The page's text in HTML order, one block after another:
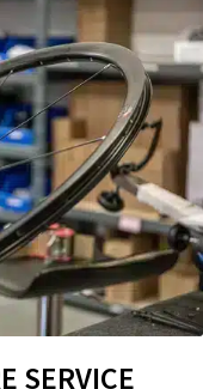
SERVICE